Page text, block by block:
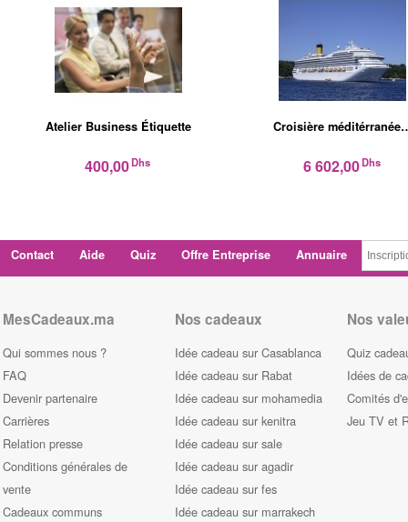
Atelier Business Étiquette
400,00Dhs
Croisière
6 602,00Dhs
Contact Aide Quiz Offre Entreprise Annuaire
MesCadeaux.ma
Qui sommes nous ?
FAQ
Devenir partenaire
Carrières
Relation presse
Conditions générales de
vente
Cadeaux communs
Nos cadeaux
Idée cadeau sur Casablanca
Idée cadeau sur Rabat
Idée cadeau sur mohamedia
Idée cadeau sur kenitra
Idée cadeau sur sale
Idée cadeau sur agadir
Idée cadeau sur fes
Idée cadeau sur marrakech
Nos
Quiz
Idées de
Comités
Jeu TV et